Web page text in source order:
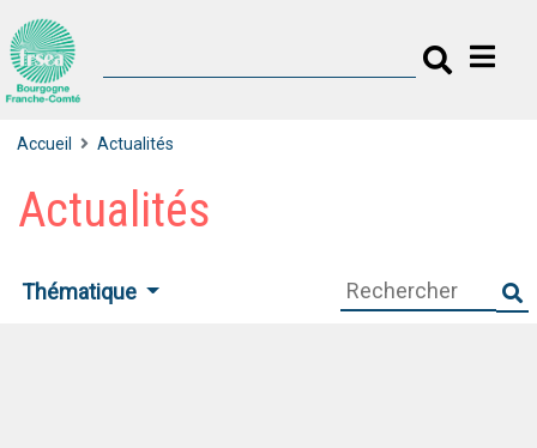
Accueil Actualités
Actualités
Thématique